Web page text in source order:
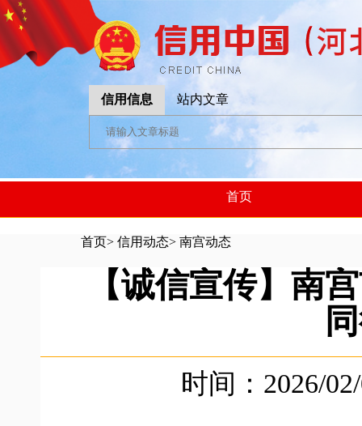
信用信息 站内文章
首页
首页> 信用动态> 南宫动态
【诚信宣传】南
时间：2026/